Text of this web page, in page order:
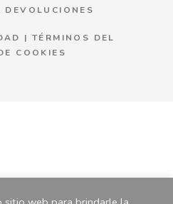
DEVOLUCIONES
|TÉRMINOS DEL
COOKIES